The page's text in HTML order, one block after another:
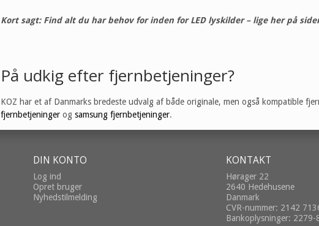
Kort sagt: Find alt du har behov for inden for LED lyskilder – lige her på
På udkig efter fjernbetjeninger?
KOZ har et af Danmarks bredeste udvalg af både originale, men også kompatible
fjernbetjeningerog samsung fjernbetjeninger.
DIN KONTO
Log ind
Opret bruger
Nyhedstilmelding
KONTAKT
Hørager 22
2640 Hedehusene
Danmark
CVR-nummer: 2142
Bankoplysninger: